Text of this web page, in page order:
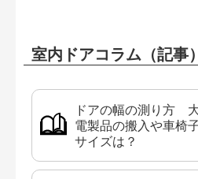
室内ドアコラム（記事）
ドアの幅の測り方
電製品の搬入や車椅
サイズは？